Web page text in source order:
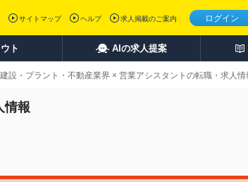
ログイン
サイトマップ ヘルプ 求人掲載のご案内
ト AIの求人提案
建設・プラント・不動産業界 × 営業アシスタントの転職・求人情
情報